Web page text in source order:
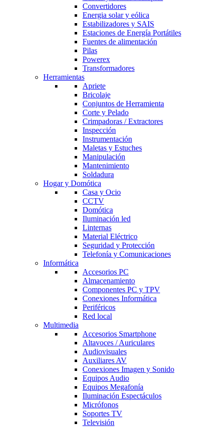
Convertidores
Energia solar y eólica
Estabilizadores y SAIS
Estaciones de Energía Portátiles
Fuentes de alimentación
Pilas
Powerex
Transformadores
Herramientas
Apriete
Bricolaje
Conjuntos de Herramienta
Corte y Pelado
Crimpadoras / Extractores
Inspección
Instrumentación
Maletas y Estuches
Manipulación
Mantenimiento
Soldadura
Hogar y Domótica
Casa y Ocio
CCTV
Domótica
Iluminación led
Linternas
Material Eléctrico
Seguridad y Protección
Telefonía y Comunicaciones
Informática
Accesorios PC
Almacenamiento
Componentes PC y TPV
Conexiones Informática
Periféricos
Red local
Multimedia
Accesorios Smartphone
Altavoces / Auriculares
Audiovisuales
Auxiliares AV
Conexiones Imagen y Sonido
Equipos Audio
Equipos Megafonía
Iluminación Espectáculos
Micrófonos
Soportes TV
Televisión